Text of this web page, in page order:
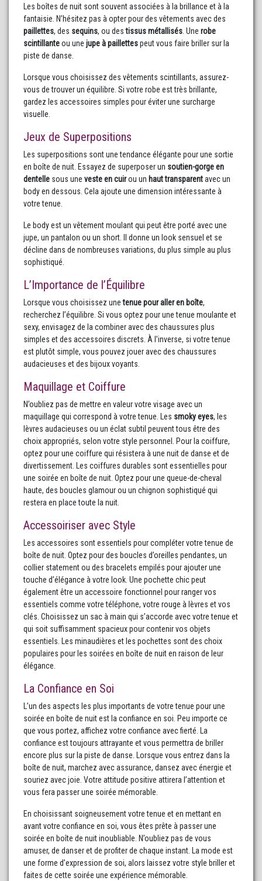
Les boîtes de nuit sont souvent associées à la brillance et à la
fantaisie. N’hésitez pas à opter pour des vêtements avec des
paillettes, des sequins, ou destissus métallisés . Une robe
scintillanteou une jupe à paillettespeut vous faire briller sur la
piste de danse.
Lorsque vous choisissez des vêtements scintillants, assurez-
vous de trouver un équilibre. Si votre robe est très brillante,
gardez les accessoires simples pour éviter une surcharge
visuelle.
Jeux de Superpositions
Les superpositions sont une tendance élégante pour une sortie
en boîte de nuit. Essayez de superposer un soutien-gorge en
dentelle sous une veste en cuirou un haut transparentavec un
body en dessous. Cela ajoute une dimension intéressante à
votre tenue.
Le body est un vêtement moulant qui peut être porté avec une
jupe, un pantalon ou un short. Il donne un look sensuel et se
décline dans de nombreuses variations, du plus simple au plus
sophistiqué.
L’Importance de l’Équilibre
Lorsque vous choisissez unetenue pour aller en boîte,
recherchez l’équilibre. Si vous optez pour une tenue moulante et
sexy, envisagez de la combiner avec des chaussures plus
simples et des accessoires discrets. À l’inverse, si votre tenue
est plutôt simple, vous pouvez jouer avec des chaussures
audacieuses et des bijoux voyants.
Maquillage et Coiffure
N’oubliez pas de mettre en valeur votre visage avec un
maquillage qui correspond à votre tenue. Les smoky eyes, les
lèvres audacieuses ou un éclat subtil peuvent tous être des
choix appropriés, selon votre style personnel. Pour la coiffure,
optez pour une coiffure qui résistera à une nuit de danse et de
divertissement. Les coiffures durables sont essentielles pour
une soirée en boîte de nuit. Optez pour une queue-de-cheval
haute, des boucles glamour ou un chignon sophistiqué qui
restera en place toute la nuit.
Accessoiriser avec Style
Les accessoires sont essentiels pour compléter votre tenue de
boîte de nuit. Optez pour des boucles d’oreilles pendantes, un
collier statement ou des bracelets empilés pour ajouter une
touche d’élégance à votre look. Une pochette chic peut
également être un accessoire fonctionnel pour ranger vos
essentiels comme votre téléphone, votre rouge à lèvres et vos
clés. Choisissez un sac à main qui s’accorde avec votre tenue et
qui soit suffisamment spacieux pour contenir vos objets
essentiels. Les minaudières et les pochettes sont des choix
populaires pour les soirées en boîte de nuit en raison de leur
élégance.
La Confiance en Soi
L’un des aspects les plus importants de votre tenue pour une
soirée en boîte de nuit est la confiance en soi. Peu importe ce
que vous portez, affichez votre confiance avec fierté. La
confiance est toujours attrayante et vous permettra de briller
encore plus sur la piste de danse. Lorsque vous entrez dans la
boîte de nuit, marchez avec assurance, dansez avec énergie et
souriez avec joie. Votre attitude positive attirera l’attention et
vous fera passer une soirée mémorable.
En choisissant soigneusement votre tenue et en mettant en
avant votre confiance en soi, vous êtes prête à passer une
soirée en boîte de nuit inoubliable. N’oubliez pas de vous
amuser, de danser et de profiter de chaque instant. La mode est
une forme d’expression de soi, alors laissez votre style briller et
faites de cette soirée une expérience mémorable.